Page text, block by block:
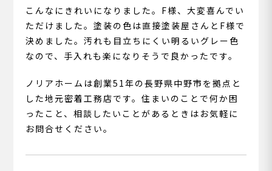
こんなにきれいになりました。F様、大変喜んでい
ただけました。塗装の色は直接塗装屋さんとF様で
決めました。汚れも目立ちにくい明るいグレー色
なので、手入れも楽になりそうで良かったです。
ノリアホームは創業51年の長野県中野市を拠点と
した地元密着工務店です。住まいのことで何か困
ったこと、相談したいことがあるときはお気軽に
お問合せください。